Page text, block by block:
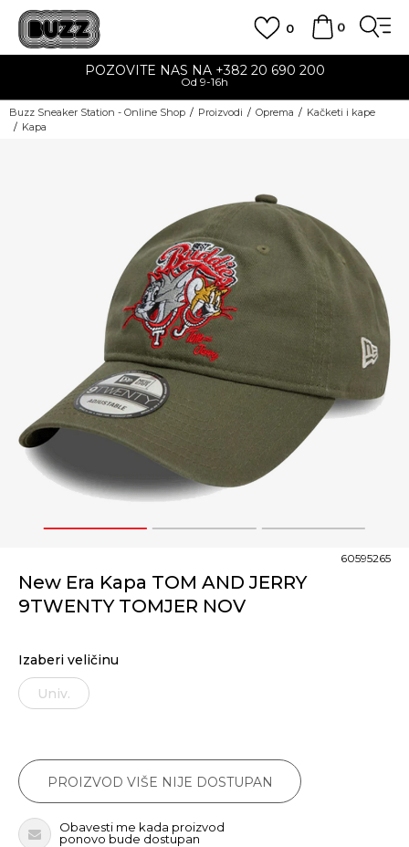
0
0
POZOVITE NAS NA +382 20 690 200
Od 9-16h
Buzz Sneaker Station - Online Shop Proizvodi Oprema
Kačketi i kape
Kapa
1 2 3
New Era Kapa TOM AND JERRY
9TWENTY TOMJER NOV
60595265
Izaberi veličinu
Univ.
PROIZVOD VIŠE NIJE DOSTUPAN
Obavesti me kada proizvod
ponovo bude dostupan